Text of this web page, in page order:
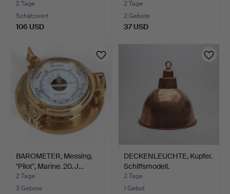
2 Tage
Schätzwert
106 USD
2 Tage
2 Gebote
37 USD
BAROMETER, Messing,
"Pilot", Marine. 20. J…
2 Tage
3 Gebote
DECKENLEUCHTE, Kupfer.
Schiffsmodell.
2 Tage
1 Gebot